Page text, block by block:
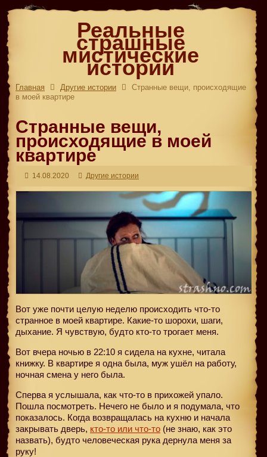
Реальные
страшные
мистические
истории
Главная Другие истории
Странные вещи, происходящие
в моей квартире
Странные вещи,
происходящие в моей
квартире
14.08.2020 Другие истории
Вот уже почти целую неделю происходить что-то
странное в моей квартире. Какие-то шорохи, шаги,
дыхание. Я чувствую, будто кто-то трогает меня.
Вот вчера ночью в 22:10 я сидела на кухне, читала
книжку. В квартире я одна была, муж ушёл на работу,
ночная смена у него была.
Сперва я услышала, как что-то в прихожей упало.
Пошла посмотреть. Нечего не было и я подумала, что
показалось. Когда возвращалась на кухню и начала
закрывать дверь, кто-то или что-то (не знаю, как это
назвать), будто человеческая рука дернула меня за
руку!